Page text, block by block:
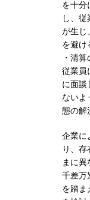
を十分
し、
が生じ
を避け
・清
従業員
に面談
ないよ
態の解
企業に
り、
まに異
千差万
を踏ま